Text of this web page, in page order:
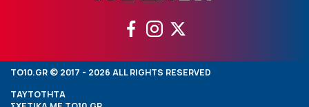
TO10.GR © 2017 - 2026 ALL RIGHTS RESERVED
ΤΑΥΤΟΤΗΤΑ